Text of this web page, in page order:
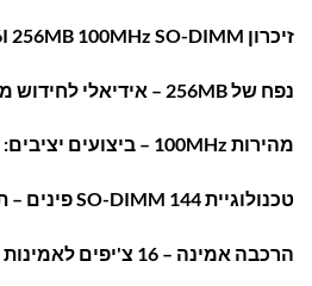
זיכרון Kingston KTT-SO100/256I 256MB 100MHz SO-DIMM – פתרון אמין לשדרוג מחשבים ניידים ישנים!
נפח של 256MB – אידיאלי לחידוש מערכות ישנות:
מהירות 100MHz – ביצועים יציבים:
טכנולוגיית SO-DIMM 144 פינים – תאימות רחבה:
הרכבה אמינה – 16 צ'יפים לאמינות לאורך זמן: